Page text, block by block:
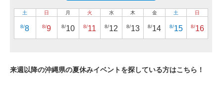
土
8/8
日
8/9
月
8/10
火
8/11
水
8/12
木
8/13
金
8/14
土
8/15
日
8/16
来週以降の沖縄県の夏休みイベントを探している方はこちら！